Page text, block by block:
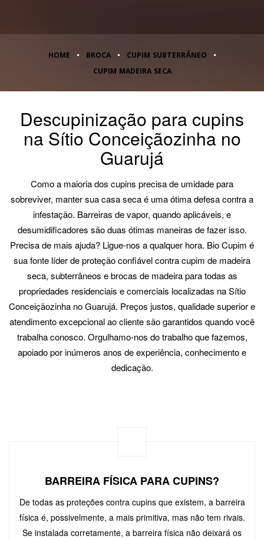
HOME BROCA
CUPIM SUBTERRÂNEO
CUPIM MADEIRA SECA
Descupinização para cupins
na Sítio Conceiçãozinha no
Guarujá
Como a maioria dos cupins precisa de umidade para
sobreviver, manter sua casa seca é uma ótima defesa contra a
infestação. Barreiras de vapor, quando aplicáveis, e
desumidificadores são duas ótimas maneiras de fazer isso.
Precisa de mais ajuda? Ligue-nos a qualquer hora. Bio Cupim é
sua fonte líder de proteção confiável contra cupim de madeira
seca, subterrâneos e brocas de madeira para todas as
propriedades residenciais e comerciais localizadas na Sítio
Conceiçãozinha no Guarujá. Preços justos, qualidade superior e
atendimento excepcional ao cliente são garantidos quando você
trabalha conosco. Orgulhamo-nos do trabalho que fazemos,
apoiado por inúmeros anos de experiência, conhecimento e
dedicação.
BARREIRA FÍSICA PARA CUPINS?
De todas as proteções contra cupins que existem, a barreira
física é, possivelmente, a mais primitiva, mas não tem rivais.
Se instalada corretamente, a barreira física não deixará os